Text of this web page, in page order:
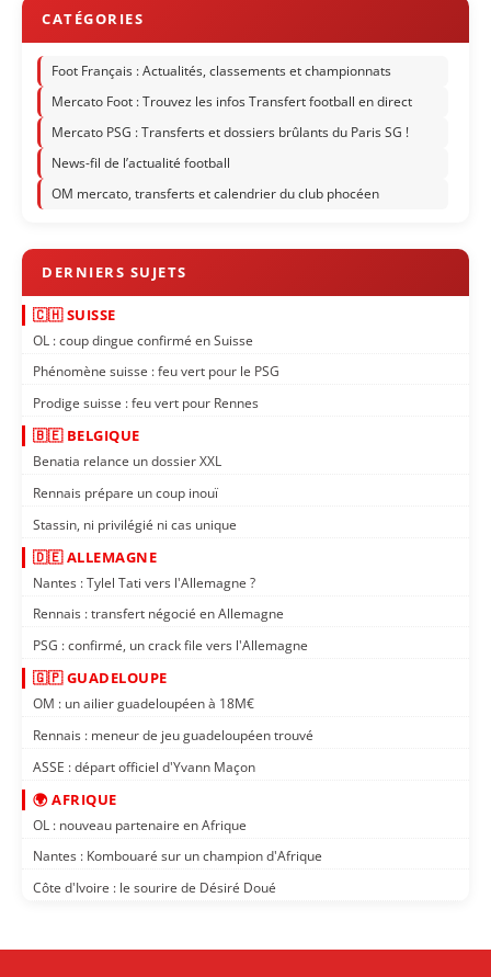
Foot Français : Actualités, classements et championnats
Mercato Foot : Trouvez les infos Transfert football en direct
Mercato PSG : Transferts et dossiers brûlants du Paris SG !
News-fil de l’actualité football
OM mercato, transferts et calendrier du club phocéen
🇨🇭 SUISSE
OL : coup dingue confirmé en Suisse
Phénomène suisse : feu vert pour le PSG
Prodige suisse : feu vert pour Rennes
🇧🇪 BELGIQUE
Benatia relance un dossier XXL
Rennais prépare un coup inouï
Stassin, ni privilégié ni cas unique
🇩🇪 ALLEMAGNE
Nantes : Tylel Tati vers l'Allemagne ?
Rennais : transfert négocié en Allemagne
PSG : confirmé, un crack file vers l'Allemagne
🇬🇵 GUADELOUPE
OM : un ailier guadeloupéen à 18M€
Rennais : meneur de jeu guadeloupéen trouvé
ASSE : départ officiel d'Yvann Maçon
🌍 AFRIQUE
OL : nouveau partenaire en Afrique
Nantes : Kombouaré sur un champion d'Afrique
Côte d'Ivoire : le sourire de Désiré Doué